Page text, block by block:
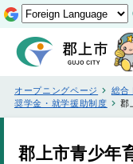
オープニングページ 総合
奨学金・就学援助制度
郡
郡上市青少年